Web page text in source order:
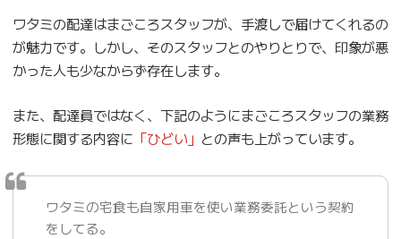
ワタミの配達はまごころスタッフが、手渡しで届けてくれるの
が魅力です。しかし、そのスタッフとのやりとりで、印象が悪
かった人も少なからず存在します。
また、配達員ではなく、下記のようにまごころスタッフの業務
形態に関する内容に 「ひどい」 との声も上がっています。
ワタミの宅食も自家用車を使い業務委託という契約
をしてる。